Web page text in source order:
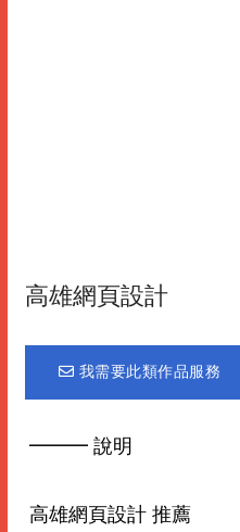
高雄網頁設計
我需要此類作品服務
━━━ 說明
高雄網頁設計 推薦